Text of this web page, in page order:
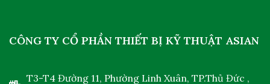
CÔNG TY CỔ PHẦN THIẾT BỊ KỸ THUẬT ASIAN
T3-T4 Đường 11, Phường Linh Xuân, TP.Thủ Đức ,